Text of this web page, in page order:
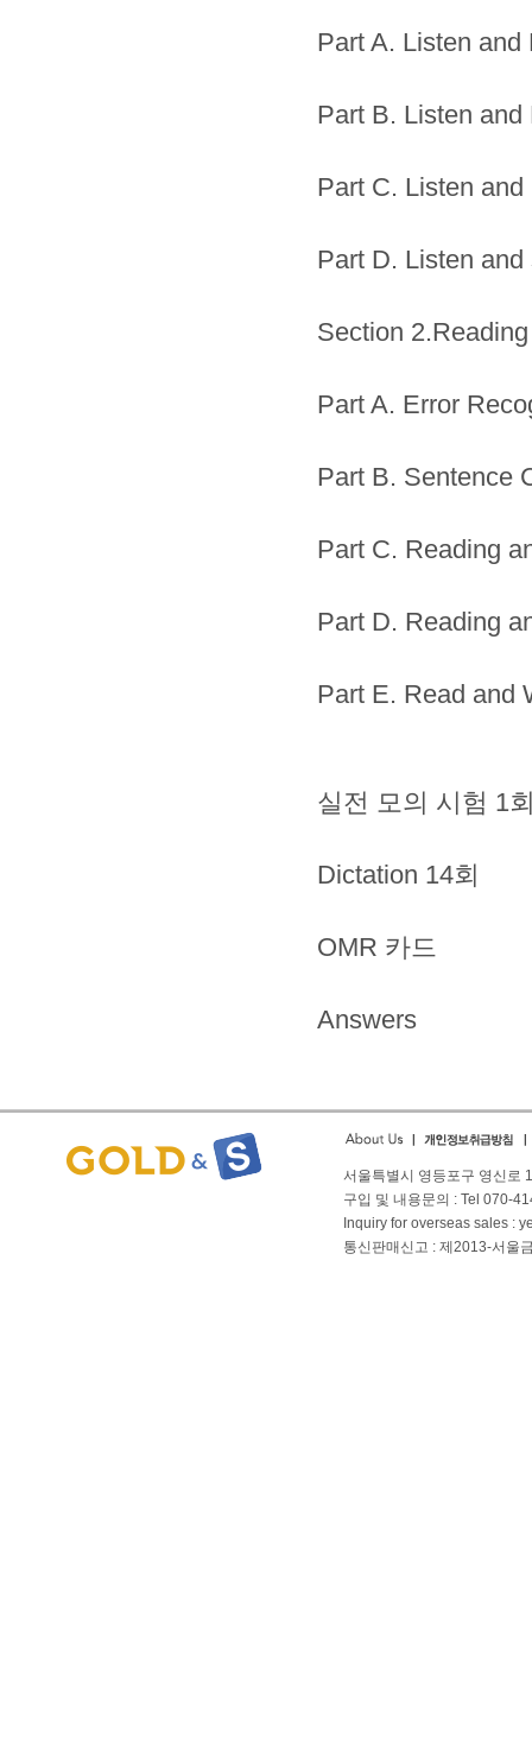
Part A. Listen and
Part B. Listen and
Part C. Listen and
Part D. Listen and
Section
Part A. Error
Part B. Sentence
Part C. Reading
Part D. Reading
Part E. Read and
실전 모의 시험 1
Dictation 14회
OMR 카드
Answers
서울특별시 영등포구 영신로
구입 및 내용문의 : Tel 070-
Inquiry for overseas sales :
통신판매신고 : 제2013-서울